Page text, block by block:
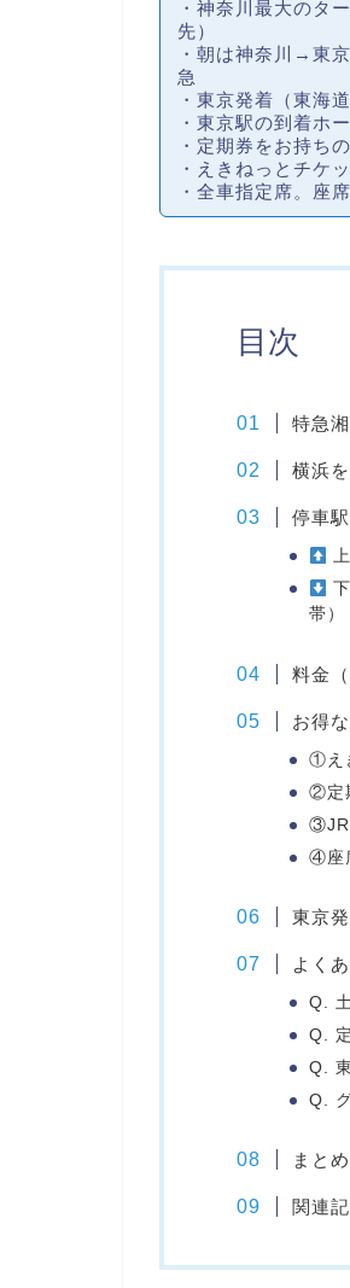
・神奈川最大のタ
先）
・朝は神奈川→東
急
・東京発着（東海
・東京駅の到着ホ
・ 定期券をお持ち
・えきねっとチケ
・全車指定席。 座
目次
特急
横浜
停車
帯）
料金（
お得
①え
②定
③JR
④座
東京
よく
Q.
Q.
Q.
Q.
まとめ
関連